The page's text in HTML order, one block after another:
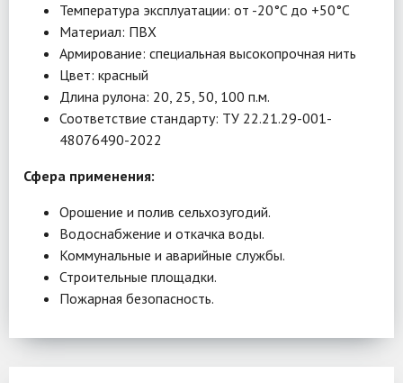
Температура эксплуатации: от -20°C до +50°C
Материал: ПВХ
Армирование: специальная высокопрочная нить
Цвет: красный
Длина рулона: 20, 25, 50, 100 п.м.
Соответствие стандарту: ТУ 22.21.29-001-
48076490-2022
Сфера применения:
Орошение и полив сельхозугодий.
Водоснабжение и откачка воды.
Коммунальные и аварийные службы.
Строительные площадки.
Пожарная безопасность.